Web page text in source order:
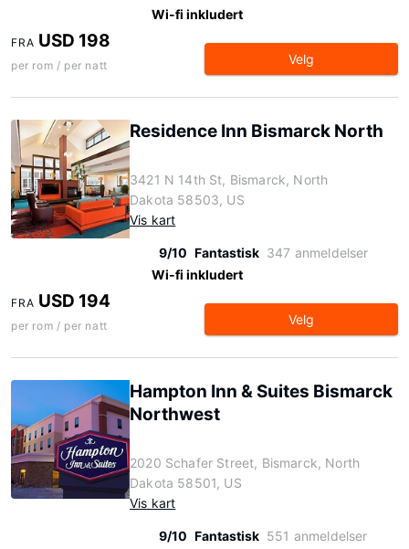
Wi-fi inkludert
FRA USD 198
per rom / per natt Velg
Residence Inn Bismarck North
3421 N 14th St, Bismarck, North
Dakota 58503, US
Vis kart
9/10 Fantastisk 347 anmeldelser
Wi-fi inkludert
FRA USD 194
per rom / per natt Velg
Hampton Inn & Suites Bismarck
Northwest
2020 Schafer Street, Bismarck, North
Dakota 58501, US
Vis kart
9/10 Fantastisk 551 anmeldelser